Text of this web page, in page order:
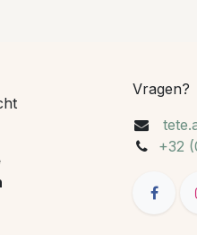
Vragen?
+32